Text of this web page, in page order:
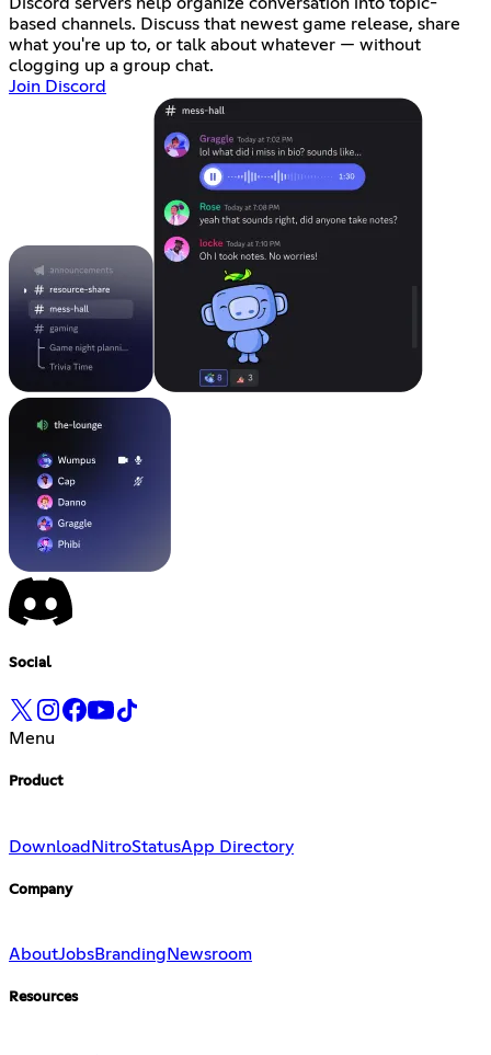
based channels. Discuss that newest game release, share
what you're up to, or talk about whatever — without
clogging up a group chat.
Join Discord
Social
Menu
Product
Download NitroStatusApp Directory
Company
AboutJobsBranding Newsroom
Resources